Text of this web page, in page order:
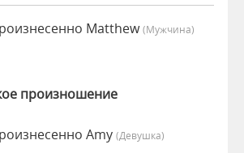
Matthew(мужчина)
произношение
Amy (девушка)